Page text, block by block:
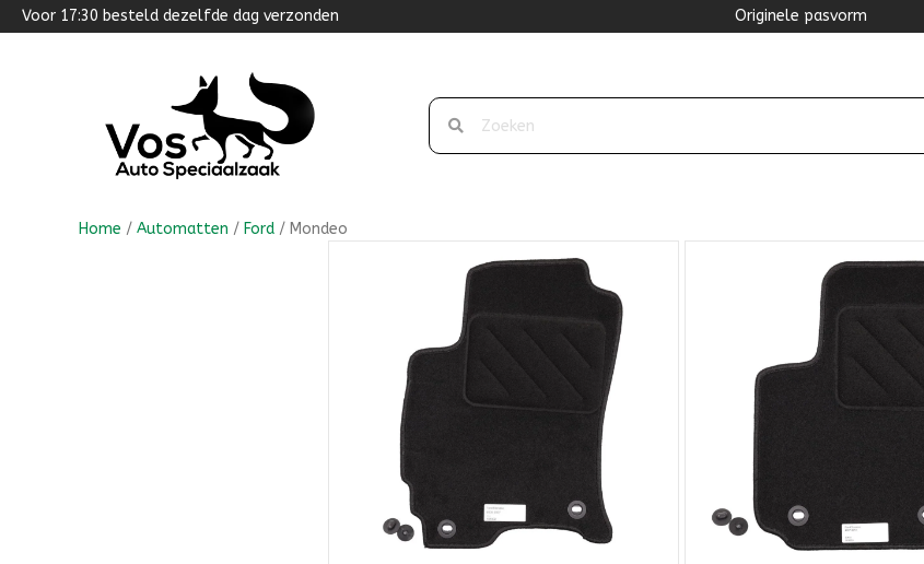
Voor 17:30 besteld dezelfde dag verzonden Originele pasvorm
Home / Automatten / Ford / Mondeo